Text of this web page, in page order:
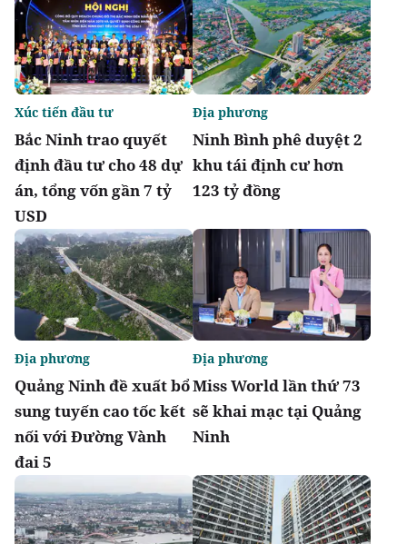
Bắc Ninh trao quyết
định đầu tư cho 48 dự
án, tổng vốn gần 7 tỷ
USD
Xúc tiến đầu tư
Ninh Bình phê duyệt 2
khu tái định cư hơn
123 tỷ đồng
Địa phương
Quảng Ninh đề xuất bổ
sung tuyến cao tốc kết
nối với Đường Vành
đai 5
Địa phương
Miss World lần thứ 73
sẽ khai mạc tại Quảng
Ninh
Địa phương